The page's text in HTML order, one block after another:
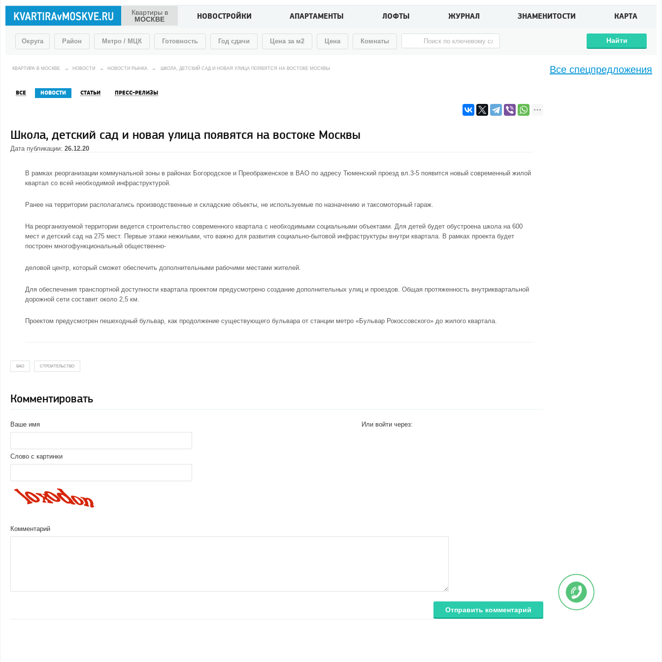
Квартиры в
МОСКВЕ
НОВОСТРОЙКИ АПАРТАМЕНТЫ ЛОФТЫ ЖУРНАЛ ЗНАМЕНИТОСТИ КАРТА
Округа Район Метро / МЦК Готовность Год сдачи Цена за м2 Цена Комнаты Найти
КВАРТИРА В МОСКВЕ → НОВОСТИ → НОВОСТИ РЫНКА → ШКОЛА, ДЕТСКИЙ САД И НОВАЯ УЛИЦА ПОЯВЯТСЯ НА ВОСТОКЕ МОСКВЫ
ВСЕ НОВОСТИ СТАТЬИ ПРЕСС-РЕЛИЗЫ
Школа, детский сад и новая улица появятся на востоке Москвы
Дата публикации: 26.12.20
В рамках реорганизации коммунальной зоны в районах Богородское и Преображенское в ВАО по адресу Тюменский проезд вл.3-5 появится новый современный жилой
квартал со всей необходимой инфраструктурой.
Ранее на территории располагались производственные и складские объекты, не используемые по назначению и таксомоторный гараж.
На реорганизуемой территории ведется строительство современного квартала с необходимыми социальными объектами. Для детей будет обустроена школа на 600
мест и детский сад на 275 мест. Первые этажи нежилыми, что важно для развития социально-бытовой инфраструктуры внутри квартала. В рамках проекта будет
построен многофункциональный общественно-
деловой центр, который сможет обеспечить дополнительными рабочими местами жителей.
Для обеспечения транспортной доступности квартала проектом предусмотрено создание дополнительных улиц и проездов. Общая протяженность внутриквартальной
дорожной сети составит около 2,5 км.
Проектом предусмотрен пешеходный бульвар, как продолжение существующего бульвара от станции метро «Бульвар Рокоссовского» до жилого квартала.
ВАО СТРОИТЕЛЬСТВО
Комментировать
Ваше имя
Слово с картинки
Или войти через:
Комментарий
Отправить комментарий
Все спецпредложения